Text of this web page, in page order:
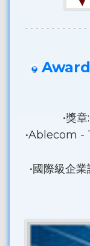
•獎
•Ablecom -
•國際級企